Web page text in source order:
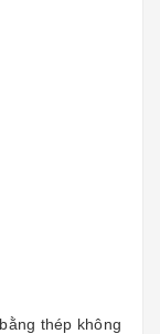
thép không